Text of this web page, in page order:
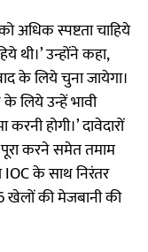
अधिक स्पष्टता चाहिये
थी।’ उन्होंने कहा,
के लिये चुना जायेगा।
लिये उन्हें भावी
होगी।’ दावेदारों
पूरा करने समेत तमाम
IOC के साथ निरंतर
खेलों की मेजबानी की